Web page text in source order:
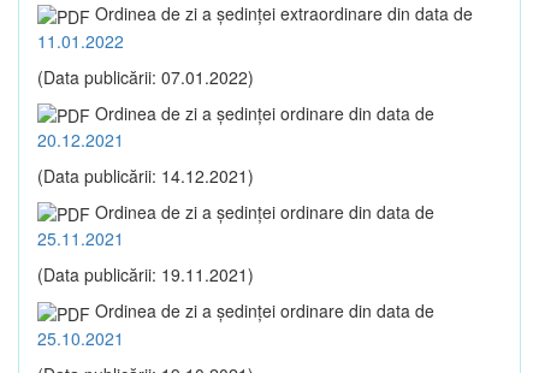
Ordinea de zi a şedinţei extraordinare din data de
11.01.2022
(Data publicării: 07.01.2022)
Ordinea de zi a şedinţei ordinare din data de
20.12.2021
(Data publicării: 14.12.2021)
Ordinea de zi a şedinţei ordinare din data de
25.11.2021
(Data publicării: 19.11.2021)
Ordinea de zi a şedinţei ordinare din data de
25.10.2021